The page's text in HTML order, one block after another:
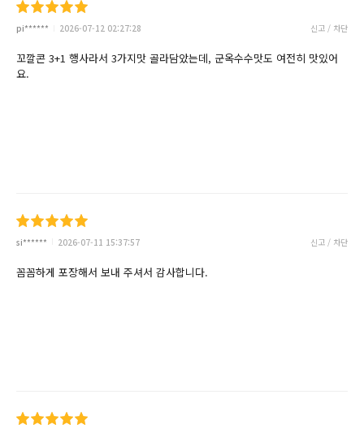
pi****** 2026-07-12 02:27:28 신고 / 차단
꼬깔콘 3+1 행사라서 3가지맛 골라담았는데, 군옥수수맛도 여전히 맛있어
요.
si****** 2026-07-11 15:37:57 신고 / 차단
꼼꼼하게 포장해서 보내 주셔서 감사합니다.